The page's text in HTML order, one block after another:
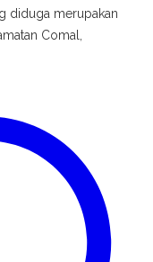
diduga merupakan
Comal,